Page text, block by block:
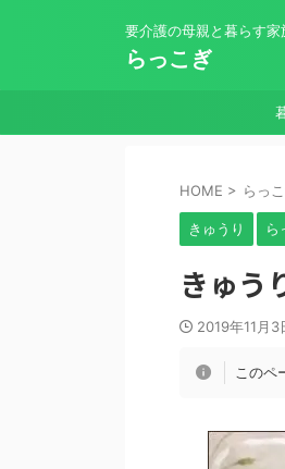
要介護の母親と暮らす家
らっこぎ
HOME > らっ
きゅうり ら
きゅう
2019年11月3
このペ